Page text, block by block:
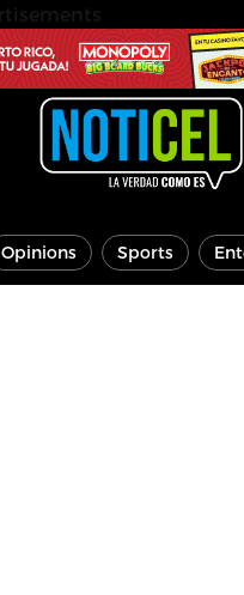
Opinions Sports